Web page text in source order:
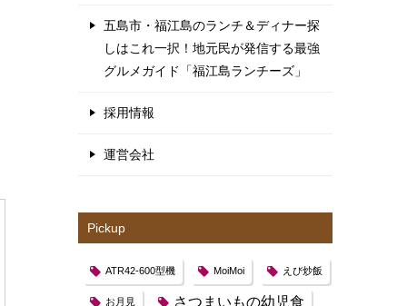
五島市・福江島のランチ＆ディナー探
しはこれ一択！地元民が発信する最強
グルメガイド「福江島ランチーズ」
採用情報
運営会社
Pickup
ATR42-600型機 MoiMoi えび炒飯
お月見
さつまいもの幼児食